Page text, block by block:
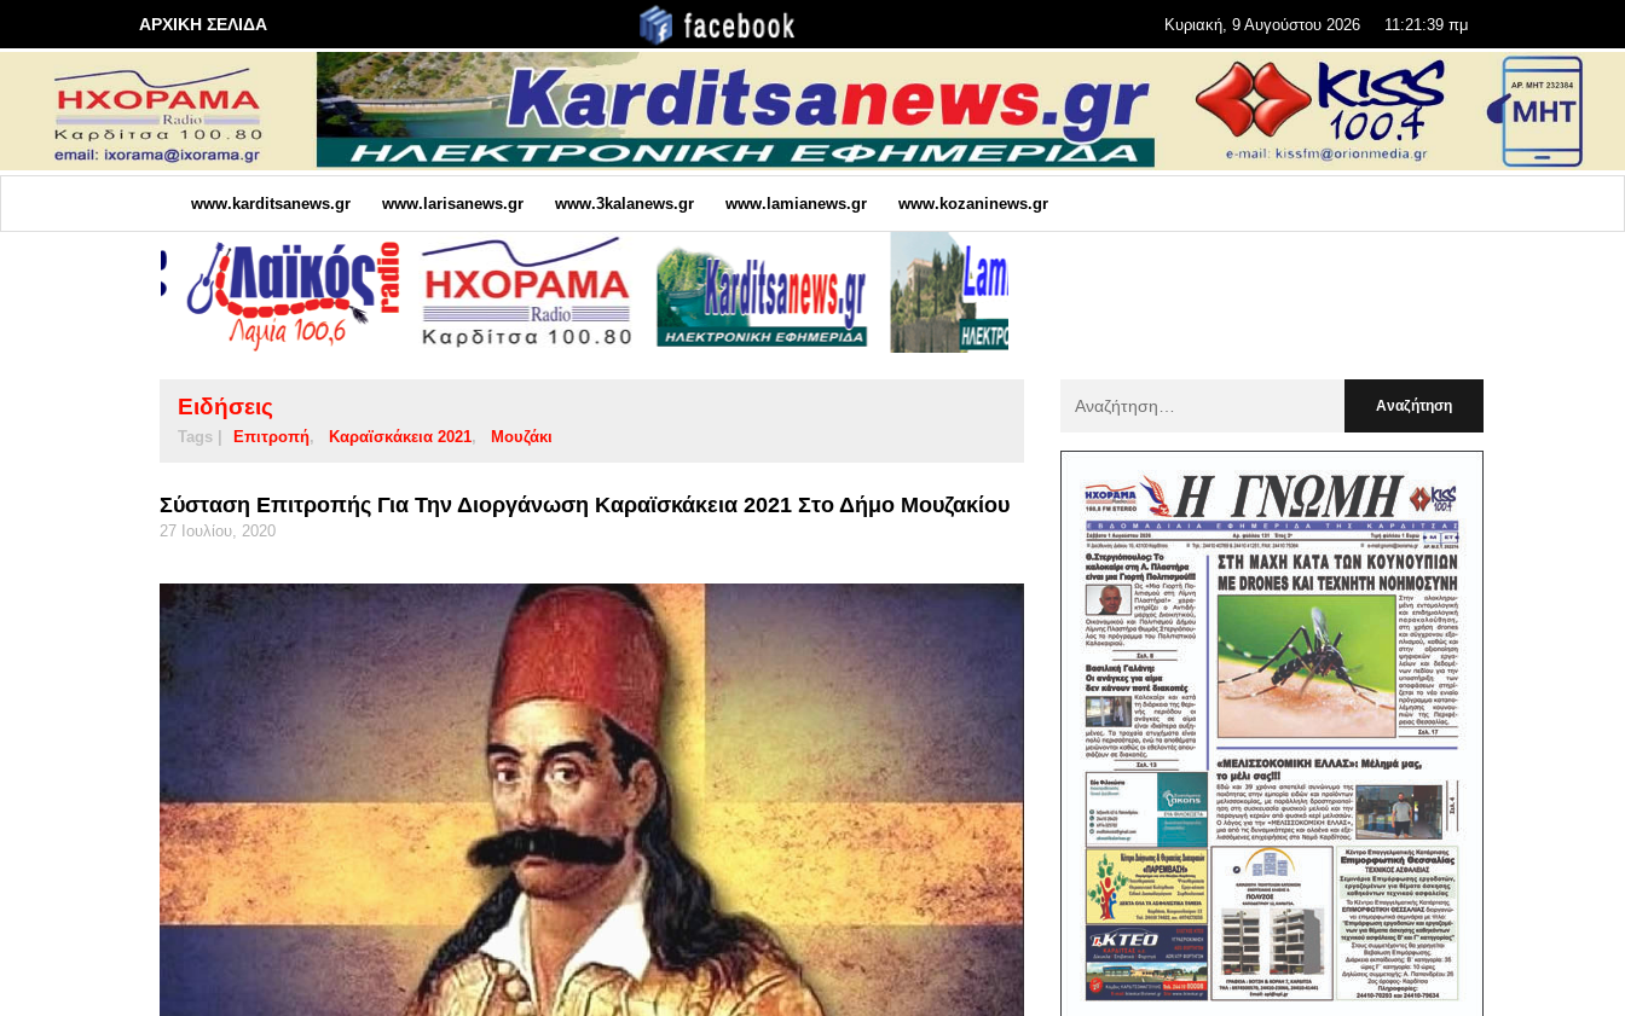
ΑΡΧΙΚΗ ΣΕΛΙΔΑ Κυριακή, 9 Αυγούστου 2026 11:21:40 πμ
www.karditsanews.gr www.larisanews.gr www.3kalanews.gr www.lamianews.gr www.kozaninews.gr
Ειδήσεις
Tags | Επιτροπή Καραϊσκάκεια 2021 Μουζάκι
Σύσταση Επιτροπής Για Την Διοργάνωση Καραϊσκάκεια 2021 Στο Δήμο Μουζακίου
27 Ιουλίου, 2020
: